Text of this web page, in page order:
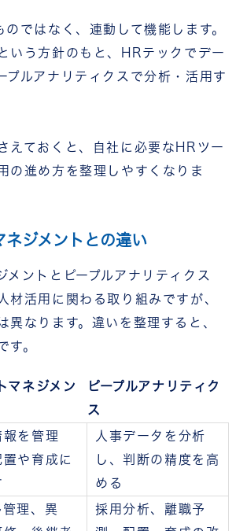
ではなく、連動して機能します。
いう方針のもと、HRテックでデー
プルアナリティクスで分析・活用す
えておくと、自社に必要なHRツー
の進め方を整理しやすくなりま
ネジメントとの違い
メントとピープルアナリティクス
材活用に関わる取り組みですが、
異なります。違いを整理すると、
す。
マネジメン
ピープルアナリティク
ス
報を管理
置や育成に
人事データを分析
し、判断の精度を高
める
管理、異
採用分析、離職予